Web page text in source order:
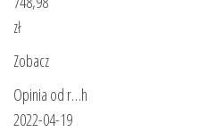
zł
Zobacz
Opinia od r…h
2022-04-19